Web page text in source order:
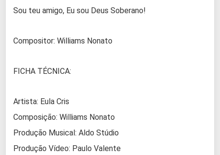
Sou teu amigo, Eu sou Deus Soberano!
Compositor: Williams Nonato
FICHA TÉCNICA:
Artista: Eula Cris
Composição: Williams Nonato
Produção Musical: Aldo Stúdio
Produção Vídeo: Paulo Valente